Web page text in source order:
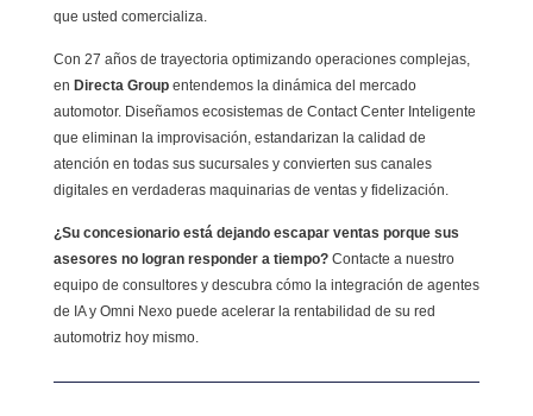
que usted comercializa.
Con 27 años de trayectoria optimizando operaciones complejas,
en Directa Groupentendemos la dinámica del mercado
automotor. Diseñamos ecosistemas de Contact Center Inteligente
que eliminan la improvisación, estandarizan la calidad de
atención en todas sus sucursales y convierten sus canales
digitales en verdaderas maquinarias de ventas y fidelización.
¿Su concesionario está dejando escapar ventas porque sus
asesores no logran responder a tiempo?Contacte a nuestro
equipo de consultores y descubra cómo la integración de agentes
de IA y Omni Nexo puede acelerar la rentabilidad de su red
automotriz hoy mismo.